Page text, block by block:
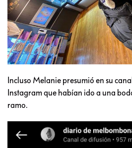
Incluso Melanie presumió en su
Instagram que habían ido a una
ramo.